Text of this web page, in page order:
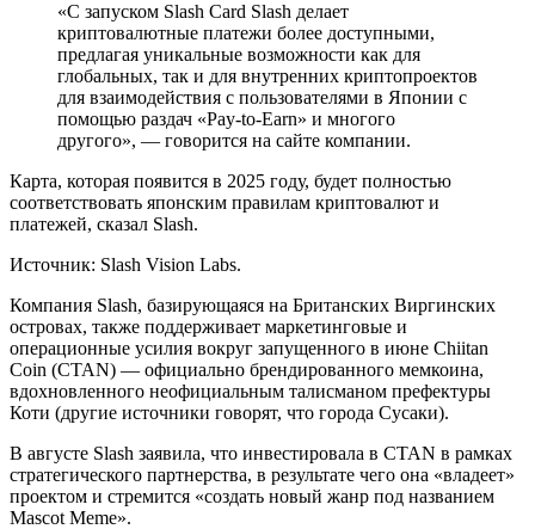
«С запуском Slash Card Slash делает
криптовалютные платежи более доступными,
предлагая уникальные возможности как для
глобальных, так и для внутренних криптопроектов
для взаимодействия с пользователями в Японии с
помощью раздач «Pay-to-Earn» и многого
другого», — говорится на сайте компании.
Карта, которая появится в 2025 году, будет полностью
соответствовать японским правилам криптовалют и
платежей, сказал Slash.
Источник: Slash Vision Labs.
Компания Slash, базирующаяся на Британских Виргинских
островах, также поддерживает маркетинговые и
операционные усилия вокруг запущенного в июне Chiitan
Coin (CTAN) — официально брендированного мемкоина,
вдохновленного неофициальным талисманом префектуры
Коти (другие источники говорят, что города Сусаки).
В августе Slash заявила, что инвестировала в CTAN в рамках
стратегического партнерства, в результате чего она «владеет»
проектом и стремится «создать новый жанр под названием
Mascot Meme».